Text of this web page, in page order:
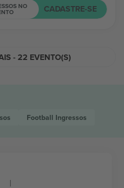
NO CADASTRE-SE
- 22 EVENTO(S)
Football Ingressos